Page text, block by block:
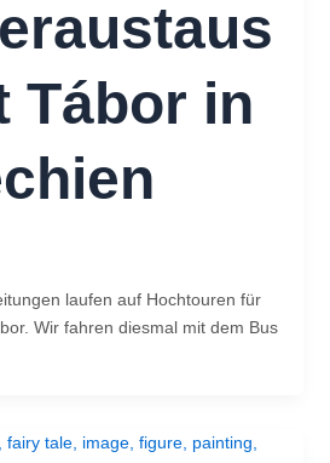
Tábor in
laufen auf Hochtouren für
Wir fahren diesmal mit dem Bus